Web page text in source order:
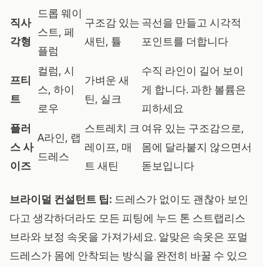
직사
각형
드롭 웨이
스트, 페
플럼
구조감 있는
새틴, 튤
곡선을 만들고 시각적
포인트를 더합니다
프티
트
컬럼, 시
스, 하이
로우
가벼운 새
틴, 실크
수직 라인이 길어 보이
게 합니다. 과한 볼륨은
피하세요
플러
스 사
이즈
A라인, 랩
드레스
스트레치 크
레이프, 매
트 새틴
여유 있는 구조감으로,
몸에 달라붙지 않으면서
돋보입니다
브라이덜 컨설턴트 팁: 드레스가 없이도 괜찮아 보인
다고 생각하더라도 모든 피팅에 누드 톤 스트랩리스
브라와 보정 속옷을 가져가세요. 알맞은 속옷은 포멀
드레스가 몸에 안착되는 방식을 완전히 바꿀 수 있으